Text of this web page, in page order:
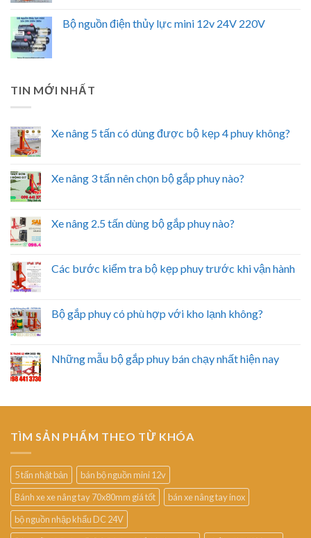
Bộ nguồn điện thủy lực mini 12v 24V 220V
TIN MỚI NHẤT
Xe nâng 5 tấn có dùng được bộ kẹp 4 phuy không?
Xe nâng 3 tấn nên chọn bộ gắp phuy nào?
Xe nâng 2.5 tấn dùng bộ gắp phuy nào?
Các bước kiểm tra bộ kẹp phuy trước khi vận hành
Bộ gắp phuy có phù hợp với kho lạnh không?
Những mẫu bộ gắp phuy bán chạy nhất hiện nay
TÌM SẢN PHẨM THEO TỪ KHÓA
5 tấn nhật bản
bán bộ nguồn mini 12v
Bánh xe xe nâng tay 70x80mm giá tốt
bán xe nâng tay inox
bộ nguồn nhập khẩu DC 24V